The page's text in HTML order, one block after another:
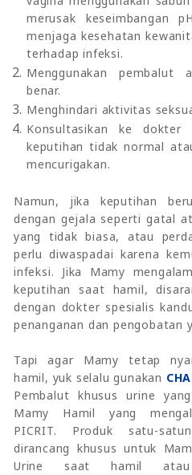
merusak keseimbangan
menjaga kesehatan
terhadap infeksi.
Menggunakan
benar.
Menghindari aktivitas
Konsultasikan ke dokter
keputihan tidak normal
mencurigakan.
Namun, jika keputihan
dengan gejala seperti gatal
yang tidak biasa, atau
perlu diwaspadai karena
infeksi. Jika Mamy
keputihan saat hamil,
dengan dokter spesialis
penanganan dan pengobatan
Tapi agar Mamy tetap
hamil, yuk selalu gunakan
Pembalut khusus urine
Mamy Hamil yang
PICRIT. Produk satu-
dirancang khusus untuk
Urine saat hamil atau